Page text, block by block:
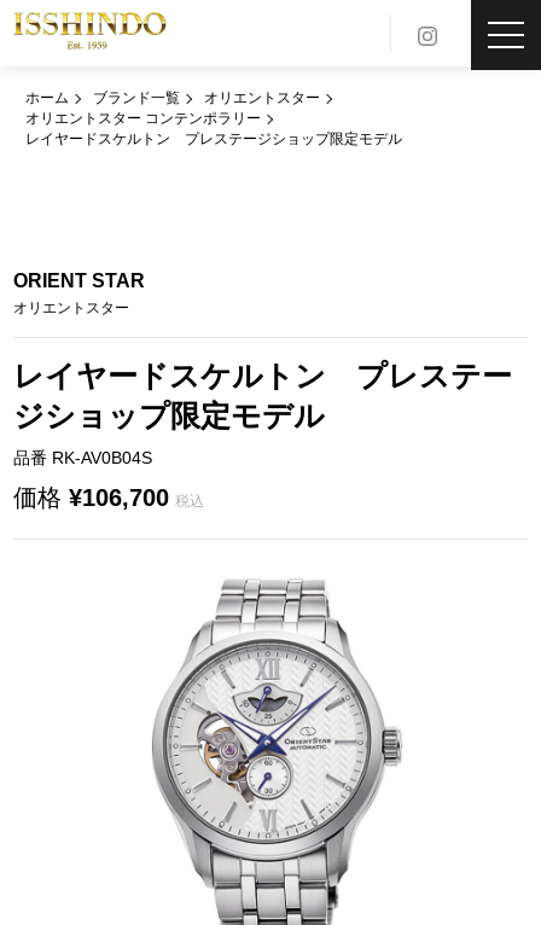
ホーム ブランド一覧
オリエントスター
オリエントスター コンテンポラリー
レイヤードスケルトン プレステージショップ限定モデル
ORIENT STAR
オリエントスター
レイヤードスケルトン プレステー
ジショップ限定モデル
品番 RK-AV0B04S
価格¥106,700